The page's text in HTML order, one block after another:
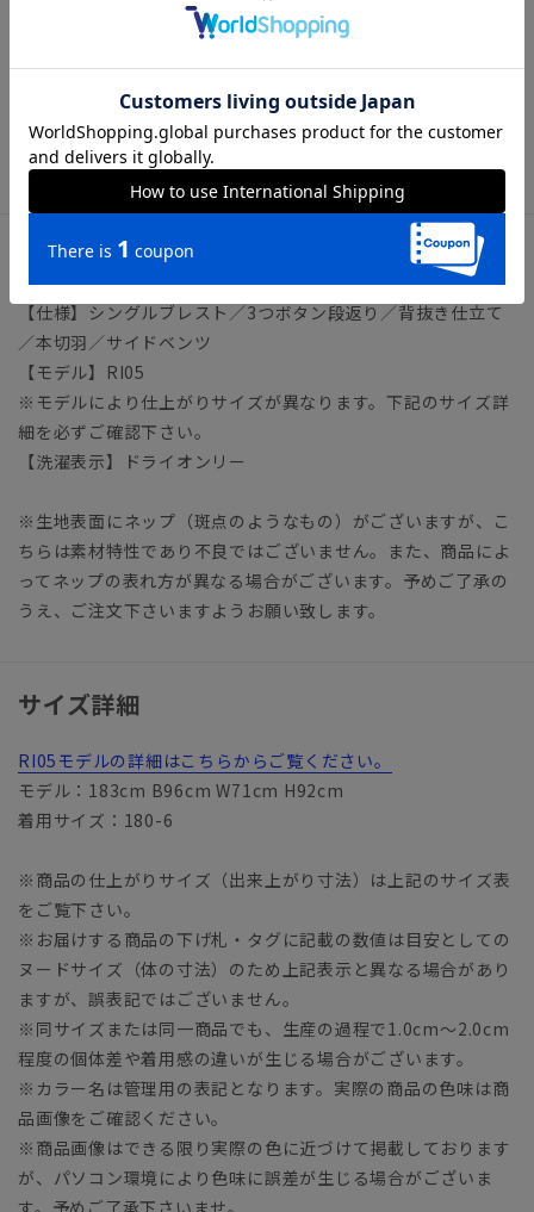
生産過程で出る生地の残り糸などを集めて作られるリサイクル
ウールを使用。ウール本来のふんわりとした風合いを残しつ
つ、ポリエステルを混紡することで耐久性も備えました。
ビジネス ビジネスカジュアル オフィスカジュアル テーラ
ード
アイテム詳細
【仕様】シングルブレスト／3つボタン段返り／背抜き仕立て
／本切羽／サイドベンツ
【モデル】RI05
※モデルにより仕上がりサイズが異なります。下記のサイズ詳
細を必ずご確認下さい。
【洗濯表示】ドライオンリー
※生地表面にネップ（斑点のようなもの）がございますが、こ
ちらは素材特性であり不良ではございません。また、商品によ
ってネップの表れ方が異なる場合がございます。予めご了承の
うえ、ご注文下さいますようお願い致します。
サイズ詳細
RI05モデルの詳細はこちらからご覧ください。
モデル：183cm B96cm W71cm H92cm
着用サイズ：180-6
※商品の仕上がりサイズ（出来上がり寸法）は上記のサイズ表
をご覧下さい。
※お届けする商品の下げ札・タグに記載の数値は目安としての
ヌードサイズ（体の寸法）のため上記表示と異なる場合があり
ますが、誤表記ではございません。
※同サイズまたは同一商品でも、生産の過程で1.0cm～2.0cm
程度の個体差や着用感の違いが生じる場合がございます。
※カラー名は管理用の表記となります。実際の商品の色味は商
品画像をご確認ください。
※商品画像はできる限り実際の色に近づけて掲載しております
が、パソコン環境により色味に誤差が生じる場合がございま